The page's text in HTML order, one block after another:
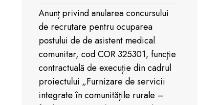
Anunț privind anularea concursului
de recrutare pentru ocuparea
postului de de asistent medical
comunitar, cod COR 325301, funcţie
contractuală de execuție din cadrul
proiectului „Furnizare de servicii
integrate în comunitățile rurale –